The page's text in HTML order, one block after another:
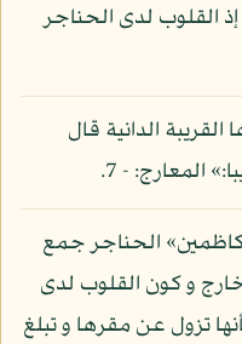
القلوب لدى الحناجر
الدانية قال
المعارج: - 7.
الحناجر جمع
و كون القلوب لدى
تزول عن مقرها و تبلغ